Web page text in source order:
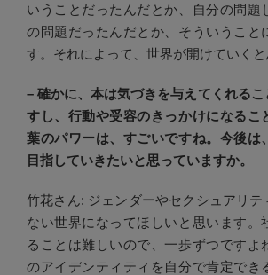
いうことだったんだとか、自分の問題
の問題だったんだとか、そういうこと
す。それによって、世界が開けていくと
– 確かに、本は気づきを与えてくれる
すし、行動や受容のきっかけになるこ
葉のパワーは、すごいですね。今後は
目指していきたいと思っていますか。
竹花さん: ジェンダーやセクシュアリテ
ない世界になってほしいと思います。
ることは難しいので、一歩ずつです
のアイデンティティを自分で肯定でき